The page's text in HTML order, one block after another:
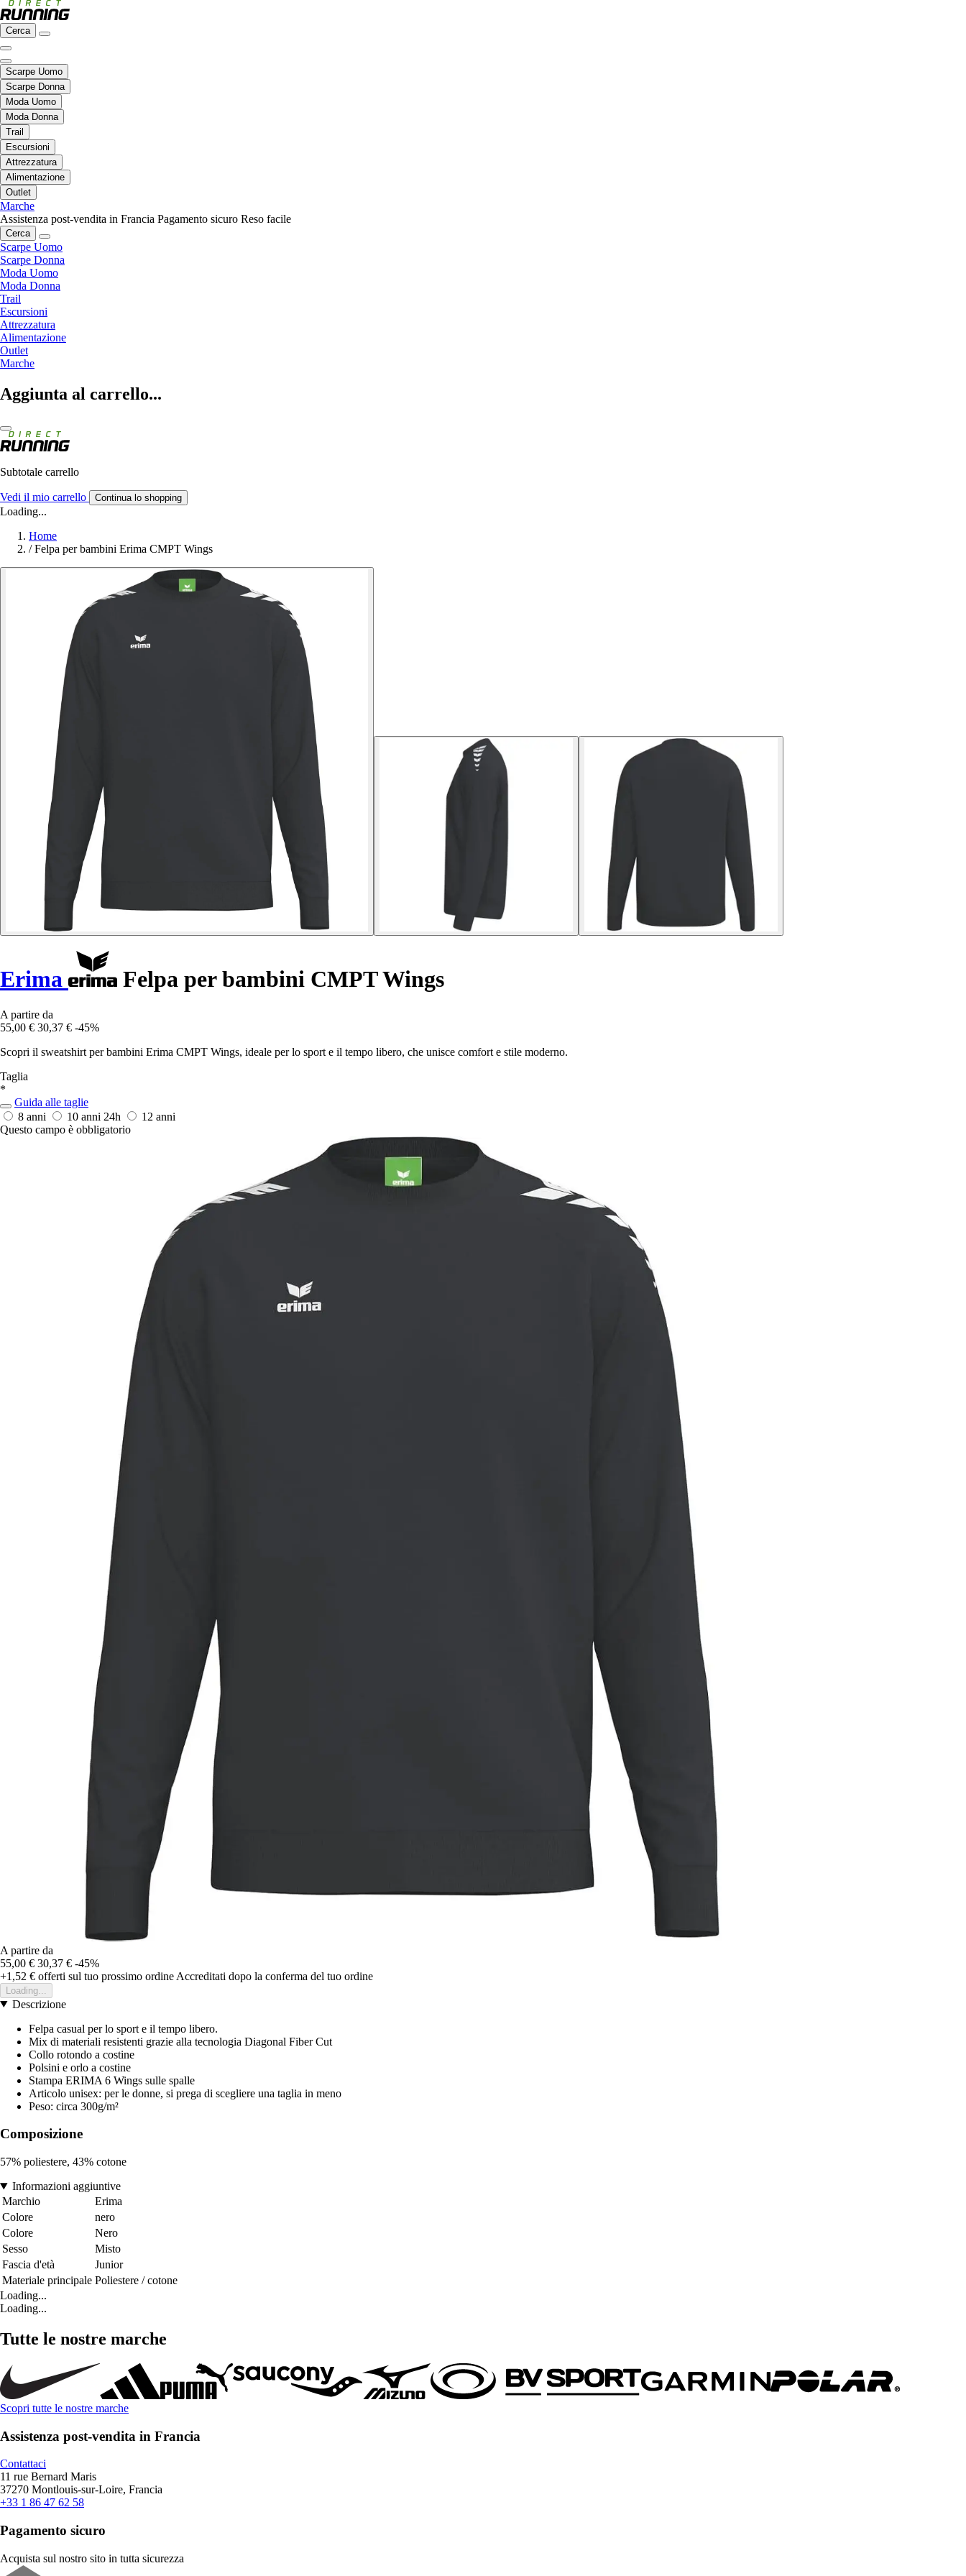
Cerca
Scarpe Uomo
Scarpe Donna
Moda Uomo
Moda Donna
Trail
Escursioni
Attrezzatura
Alimentazione
Outlet
Marche
Assistenza post-vendita in Francia Pagamento sicuro Reso facile
Cerca
Scarpe Uomo
Scarpe Donna
Moda Uomo
Moda Donna
Trail
Escursioni
Attrezzatura
Alimentazione
Outlet
Marche
Aggiunta al carrello...
Subtotale carrello
Vedi il mio carrello Continua lo shopping
Loading...
Home
/ Felpa per bambini Erima CMPT Wings
Erima Felpa per bambini CMPT Wings
A partire da
55,00 € 30,37 € -45%
Scopri il sweatshirt per bambini Erima CMPT Wings, ideale per lo sport e il tempo libero, che unisce comfort e stile moderno.
Taglia
*
Guida alle taglie
8 anni
10 anni 24h
12 anni
Questo campo è obbligatorio
A partire da
55,00 € 30,37 € -45%
+1,52 € offerti sul tuo prossimo ordine Accreditati dopo la conferma del tuo ordine
Loading...
Descrizione
Felpa casual per lo sport e il tempo libero.
Mix di materiali resistenti grazie alla tecnologia Diagonal Fiber Cut
Collo rotondo a costine
Polsini e orlo a costine
Stampa ERIMA 6 Wings sulle spalle
Articolo unisex: per le donne, si prega di scegliere una taglia in meno
Peso: circa 300g/m²
Composizione
57% poliestere, 43% cotone
Informazioni aggiuntive
Marchio
Erima
Colore
nero
Colore
Nero
Sesso
Misto
Fascia d'età
Junior
Materiale principale Poliestere / cotone
Loading...
Loading...
Tutte le nostre marche
Scopri tutte le nostre marche
Assistenza post-vendita in Francia
Contattaci
11 rue Bernard Maris
37270 Montlouis-sur-Loire, Francia
+33 1 86 47 62 58
Pagamento sicuro
Acquista sul nostro sito in tutta sicurezza